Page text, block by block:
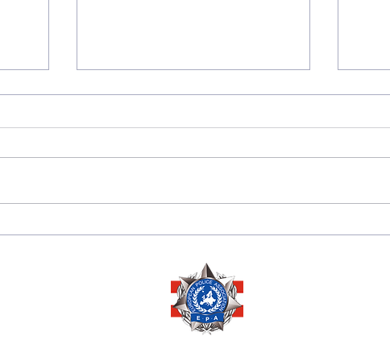
BEZIEHUNGEN
ZWISCHEN PERU 🇵🇪
UND ÖSTERREICH 🇦🇹